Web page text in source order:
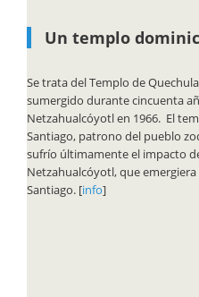
Un templo
Se trata del Templo de
sumergido durante cincuenta
Netzahualcóyotl en 1966. El
Santiago, patrono del pueblo
sufrío últimamente el impacto
Netzahualcóyotl, que
Santiago. [info]